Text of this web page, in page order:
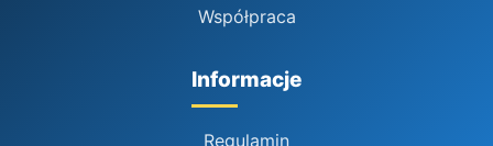
Współpraca
Informacje
Regulamin